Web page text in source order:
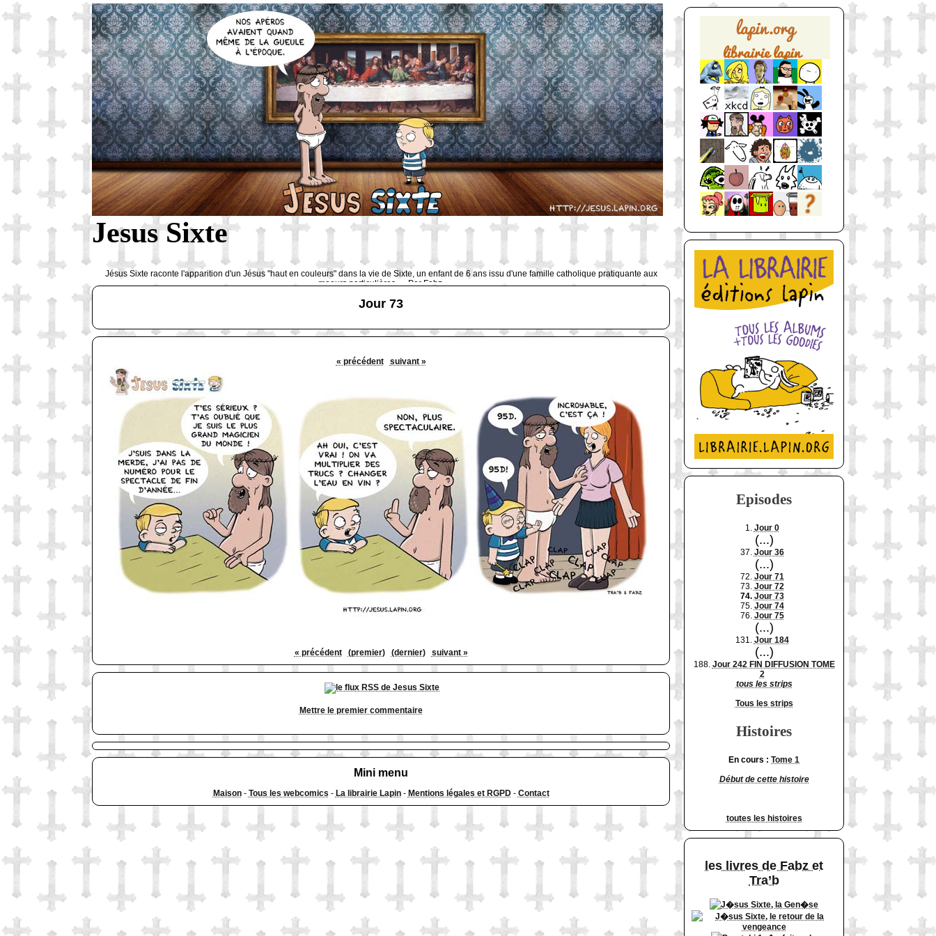
Jesus Sixte
Jésus Sixte raconte l'apparition d'un Jésus "haut en couleurs" dans la vie de Sixte, un enfant de 6 ans issu d'une famille catholique pratiquante aux
moeurs particulières … Par Fabz.
http://www.lefabz.com/
Jour 73
« précédent suivant »
« précédent (premier) (dernier) suivant »
Mettre le premier commentaire
Mini menu
Maison- Tous les webcomics - La librairie Lapin- Mentions légales et RGPD- Contact
Episodes
1. Jour 0
(...)
37. Jour 36
(...)
72. Jour 71
73. Jour 72
74. Jour 73
75. Jour 74
76. Jour 75
(...)
131. Jour 184
(...)
188. Jour 242 FIN DIFFUSION TOME
2
tous les strips
Tous les strips
Histoires
En cours : Tome 1
Début de cette histoire
toutes les histoires
les livres de Fabz et
Tra’b